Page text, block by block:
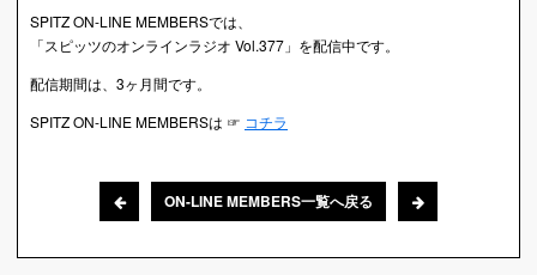
SPITZ ON-LINE MEMBERSでは、
「スピッツのオンラインラジオ Vol.377」を配信中です。
配信期間は、3ヶ月間です。
SPITZ ON-LINE MEMBERSは ☞ コチラ
ON-LINE MEMBERS一覧へ戻る